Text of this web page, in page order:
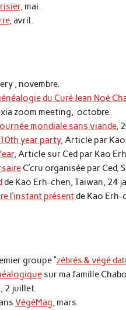
mai.
, avril.
, novembre.
du Curé Jean Noé
zoom meeting, octobre.
mondiale sans viande,
year party, Article par
, Article sur Ced par Kao
C’cru organisée par Ced,
de Kao Erh-chen, Taiwan, 24
l’instant présentde Kao Erh-
groupe “zébrés & végé
sur ma famille
2 juillet.
VégéMag , mars.